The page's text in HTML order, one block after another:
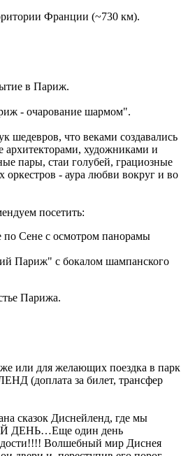
Франции (~730 км).
в Париж.
- очарование шармом".
шедевров, что веками создавались
художниками и
пары, стаи голубей, грациозные
оркестров - аура любви вокруг и во
посетить:
по Сене с осмотром панорамы
Париж" с бокалом шампанского
Парижа.
или для желающих поездка в парк
(доплата за билет, трансфер
сказок Диснейленд, где мы
ДЕНЬ…Еще один день
Волшебный мир Диснея